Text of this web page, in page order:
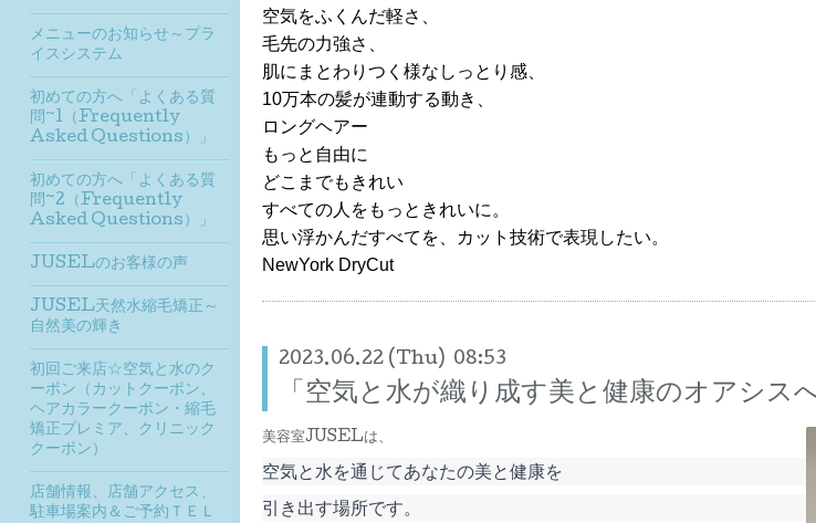
空気をふくんだ軽さ、
毛先の力強さ、
肌にまとわりつく様なしっとり感、
10万本の髪が連動する動き、
ロングヘアー
もっと自由に
どこまでもきれい
すべての人をもっときれいに。
思い浮かんだすべてを、カット技術で表現したい。
NewYork DryCut
2023.06.22 (Thu) 08:53
「空気と水が織り成す美と健康のオアシ
美容室JUSELは、
空気と水を通じてあなたの美と健康を
引き出す場所です。
メニューのお知らせ～プラ
イスシステム
初めての方へ「よくある質
問~1（Frequently
Asked Questions）」
初めての方へ「よくある質
問~2（Frequently
Asked Questions）」
JUSELのお客様の声
JUSEL天然水縮毛矯正～
自然美の輝き
初回ご来店☆空気と水のク
ーポン（カットクーポン、
ヘアカラークーポン・縮毛
矯正プレミア、クリニック
クーポン）
店舗情報、店舗アクセス、
駐車場案内＆ご予約ＴＥＬ